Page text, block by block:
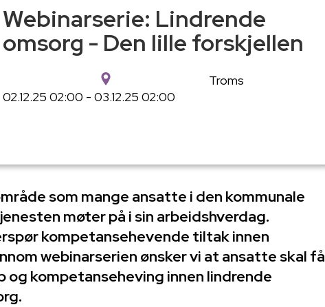
Webinarserie: Lindrende
omsorg - Den lille forskjellen
Troms
02.12.25 02:00 - 03.12.25 02:00
som mange ansatte i den kommunale
møter på i sin arbeidshverdag.
kompetansehevende tiltak innen
webinarserien ønsker vi at ansatte skal få
og kompetanseheving innen lindrende